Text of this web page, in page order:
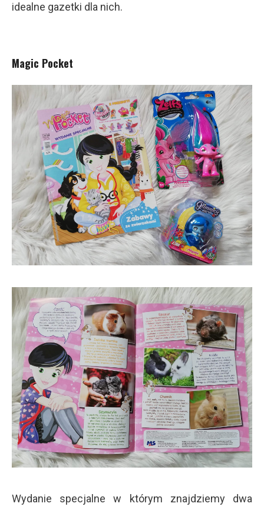
idealne gazetki dla nich.
Magic Pocket
Wydanie specjalne w którym znajdziemy dwa